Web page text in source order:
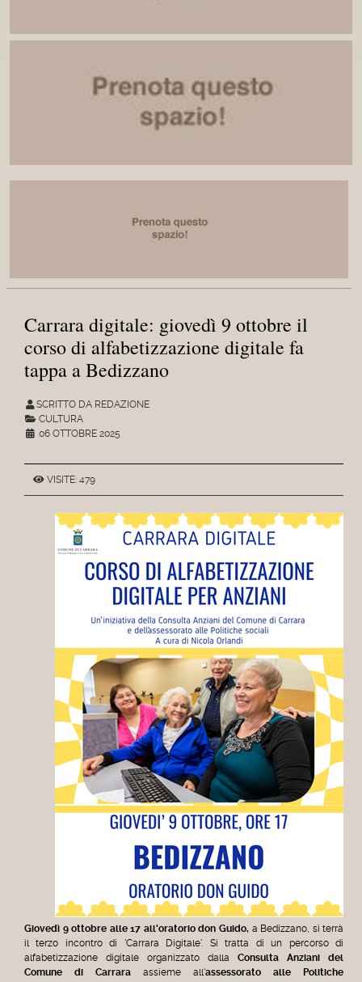
Carrara digitale: giovedì 9 ottobre il
corso di alfabetizzazione digitale fa
tappa a Bedizzano
SCRITTO DA REDAZIONE
CULTURA
06 OTTOBRE 2025
VISITE: 479
Giovedì 9 ottobre alle 17 all'oratoriodon Guido, a Bedizzano, si terrà
ilterzo incontro di 'Carrara Digitale'. Si tratta di un percorso di
alfabetizzazione digitale organizzato dallaConsulta Anziani del
Comune di Carrara assieme all'assessorato alle Politiche